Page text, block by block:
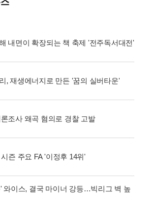
내면이 확장되는 책 축제 '전주독서대전'
, 재생에너지로 만든 '꿈의 실버타운'
조사 왜곡 혐의로 경찰 고발
즌 주요 FA '이정후 14위'
와이스, 결국 마이너 강등…빅리그 벽 높